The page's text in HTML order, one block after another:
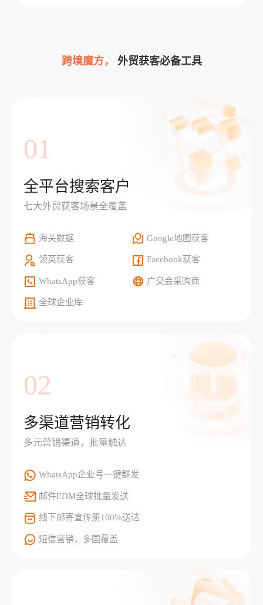
跨境魔方， 外贸获客必备工具
01
全平台搜索客户
七大外贸获客场景全覆盖
海关数据 Google地图获客
领英获客 Facebook获客
WhatsApp获客 广交会采购商
全球企业库
02
多渠道营销转化
多元营销渠道，批量触达
WhatsApp企业号一键群发
邮件EDM全球批量发送
线下邮寄宣传册100%送达
短信营销，多国覆盖